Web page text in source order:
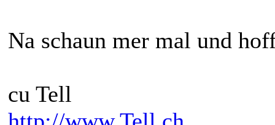
Na schaun mer mal und
cu Tell